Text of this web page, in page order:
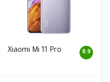
8.9
Xiaomi Mi 11 Pro